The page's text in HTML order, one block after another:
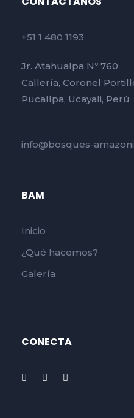
+51 1 480 1193
Jr. Atahualpa Nº 760
Callería, Coronel
Pucallpa, Ucayali, Perú
info@bosques-
BAM
Inicio
¿Qué hacemos?
Galería
CONECTA